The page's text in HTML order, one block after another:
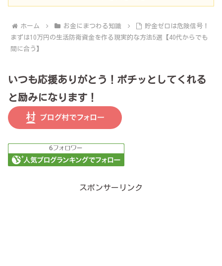
ホーム お金にまつわる知識
貯金ゼロは危険信号！
まずは10万円の生活防衛資金を作る現実的な方法5選【40代からでも
間に合う】
いつも応援ありがとう！ポチッとしてくれる
と励みになります！
スポンサーリンク